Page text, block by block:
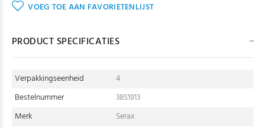
VOEG TOE AAN FAVORIETENLIJST
PRODUCT SPECIFICATIES
Verpakkingseenheid
4
Bestelnummer
38S1913
Merk
Serax